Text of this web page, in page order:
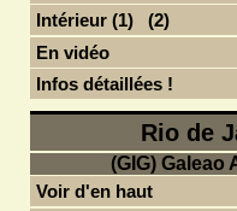
Intérieur (1)
(2)
En vidéo
Infos détaillées !
Rio de
(GIG)
Voir d'en haut